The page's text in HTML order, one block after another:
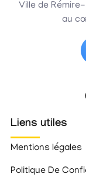
Ville de
au
Liens utiles
Mentions légales
Politique De